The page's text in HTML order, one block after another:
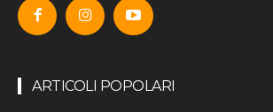
ARTICOLI POPOLARI